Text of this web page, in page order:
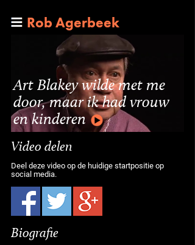
Rob Agerbeek
Art Blakey wilde met me
door, maar ik had vrouw
en kinderen
Video delen
Deel deze video op de huidige startpositie op
social media.
Biografie